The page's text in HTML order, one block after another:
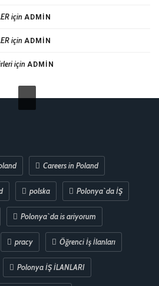
için ADMIN
için ADMIN
için ADMIN
Careers in Poland
polska Polonya`da İŞ
Polonya`da is ariyorum
pracy Öğrenci İş İlanları
Polonya İŞ İLANLARI